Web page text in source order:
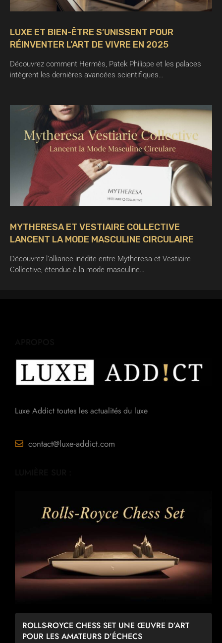
LUXE ET BIEN-ÊTRE S’UNISSENT POUR
RÉINVENTER L’ART DE VIVRE EN 2025
Découvrez comment Hermès, Patek Philippe et les palaces
intègrent les dernières avancées scientifiques…
MYTHERESA ET VESTIAIRE COLLECTIVE
LANCENT LA MODE MASCULINE CIRCULAIRE
Découvrez l’alliance inédite entre Mytheresa et Vestiaire
Collective, étendue à la mode masculine…
Luxe Addict toutes les actualités du luxe
contact@luxe-addict.com
ROLLS-ROYCE CHESS SET UNE ŒUVRE D’ART
POUR LES AMATEURS D’ÉCHECS